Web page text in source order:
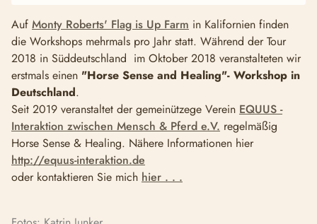
Auf Monty Roberts' Flag is Up Farm in Kalifornien finden
die Workshops mehrmals pro Jahr statt. Während der Tour
2018 in Süddeutschland im Oktober 2018 veranstalteten wir
erstmals einen "Horse Sense and Healing"- Workshop in
Deutschland.
Seit 2019 veranstaltet der gemeinützege Verein EQUUS -
Interaktion zwischen Mensch & Pferd e.V. regelmäßig
Horse Sense & Healing. Nähere Informationen hier
http://equus-interaktion.de
oder kontaktieren Sie mich hier . . .